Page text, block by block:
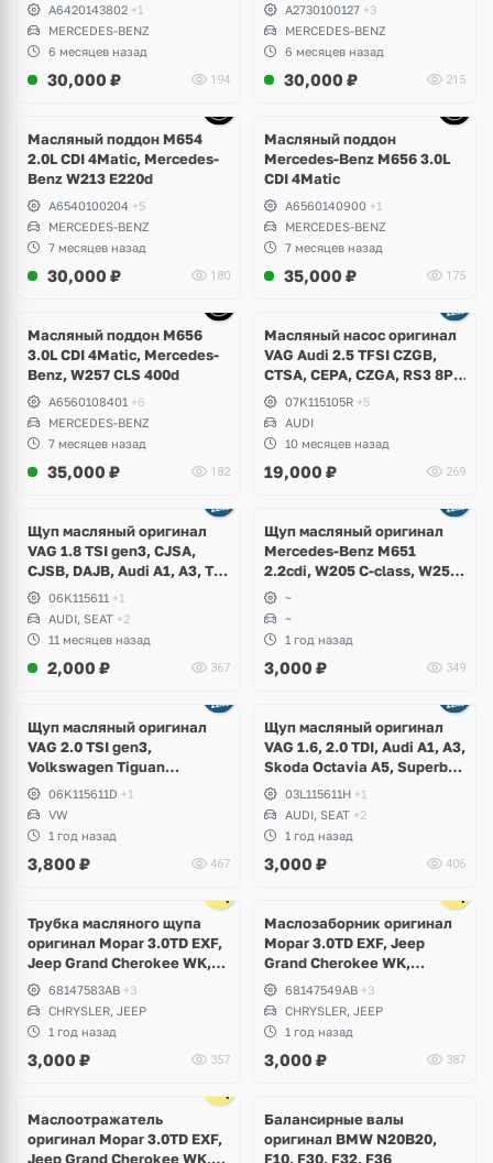
A6420143802 +1
MERCEDES-BENZ
6 месяцев назад
30,000 ₽ 194
A2730100127 +3
MERCEDES-BENZ
6 месяцев назад
30,000 ₽ 215
Масляный поддон M654
2.0L CDI 4Matic, Mercedes-
Benz W213 E220d
A6540100204 +5
MERCEDES-BENZ
7 месяцев назад
30,000 ₽ 180
Масляный поддон
Mercedes-Benz M656 3.0L
CDI 4Matic
A6560140900 +1
MERCEDES-BENZ
7 месяцев назад
35,000 ₽ 175
Масляный поддон M656
3.0L CDI 4Matic, Mercedes-
Benz, W257 CLS 400d
A6560108401 +6
MERCEDES-BENZ
7 месяцев назад
35,000 ₽ 182
Масляный насос оригинал
VAG Audi 2.5 TFSI CZGB,
CTSA, CEPA, CZGA, RS3 8P,
8V, RSQ3, TTRS
07K115105R +5
AUDI
10 месяцев назад
19,000 ₽ 269
Щуп масляный оригинал
VAG 1.8 TSI gen3, CJSA,
CJSB, DAJB, Audi A1, A3, TT,
Skoda Octavia A7, Superb,
Volkswagen Passat B8, Golf
7.5 Alltrack, Touran, Seat
Leon
06K115611 +1
AUDI, SEAT +2
11 месяцев назад
2,000 ₽ 367
Щуп масляный оригинал
Mercedes-Benz M651
2.2cdi, W205 C-class, W253
GLC~
~
1 год назад
3,000 ₽ 349
Щуп масляный оригинал
VAG 2.0 TSI gen3,
Volkswagen Tiguan
Allspace, Teramont, Atlas
Cross Sport, Golf 7, Jetta,
Passat B8 USA
06K115611D +1
VW
1 год назад
3,800 ₽ 467
Щуп масляный оригинал
VAG 1.6, 2.0 TDI, Audi A1, A3,
Skoda Octavia A5, Superb,
Yeti, Rapid, Volkswagen
Golf V, VI, Plus, Jetta,
Scirocco, Caddy, Passat B6,
B7, Polo, Touran, Seat Leon,
Altea
03L115611H +1
AUDI, SEAT +2
1 год назад
3,000 ₽ 406
Трубка масляного щупа
оригинал Mopar 3.0TD EXF,
Jeep Grand Cherokee WK,
Chrysler 300C
68147583AB +3
CHRYSLER, JEEP
1 год назад
3,000 ₽ 357
Маслозаборник оригинал
Mopar 3.0TD EXF, Jeep
Grand Cherokee WK,
Chrysler 300C
68147549AB +3
CHRYSLER, JEEP
1 год назад
3,000 ₽ 387
Маслоотражатель
оригинал Mopar 3.0TD EXF,
Jeep Grand Cherokee WK,
Балансирные валы
оригинал BMW N20B20,
F10, F30, F32, F36